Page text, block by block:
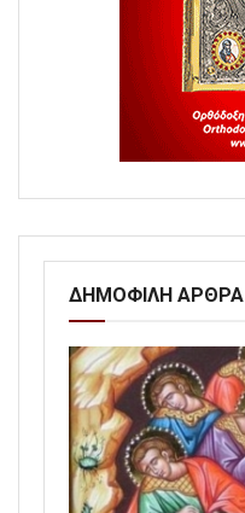
ΔΗΜΟΦΙΛΗ ΑΡΘΡΑ